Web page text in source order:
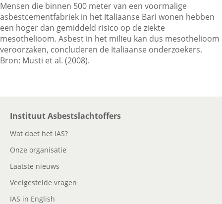
Veelgestelde vragen
Contactgegevens
Mensen die binnen 500 meter van een voormalige
asbestcementfabriek in het Italiaanse Bari wonen hebben
een hoger dan gemiddeld risico op de ziekte
mesothelioom. Asbest in het milieu kan dus mesothelioom
veroorzaken, concluderen de Italiaanse onderzoekers.
Bron: Musti et al. (2008).
Instituut Asbestslachtoffers
Wat doet het IAS?
Onze organisatie
Laatste nieuws
Veelgestelde vragen
IAS in English